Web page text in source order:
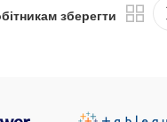
зберегти